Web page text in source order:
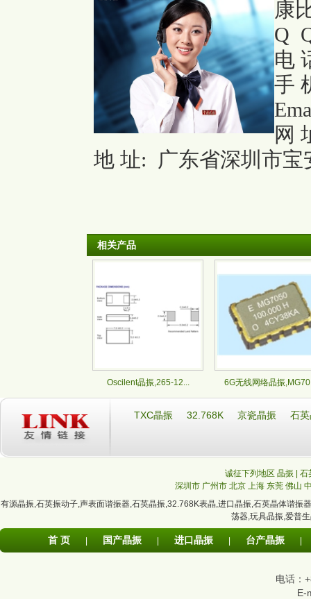
康
Q
电
手
网
地 址: 广东省深圳市宝
相关产品
Oscilent晶振,265-12... 6G无线网络晶振
TXC晶振 32.768K 京瓷晶振 石
诚征下列地区 晶振 |
深圳市 广州市 北京 上海 东莞 佛山
有源晶振,石英振动子,声表面谐振器,石英晶振,32.768K表晶,进口晶振,石英晶体谐振器
荡器,玩具晶振,爱普
首 页 国产晶振 进口晶振 台产晶振
电话：
E-